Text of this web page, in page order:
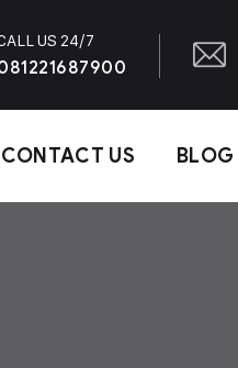
US 24/7
CONTACT US BLOG